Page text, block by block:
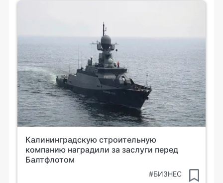
Калининградскую строительную
компанию наградили за заслуги перед
Балтфлотом
#БИЗНЕС